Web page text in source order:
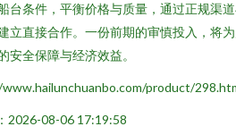
台条件，平衡价格与质量，通过正规渠
立直接合作。一份前期的审慎投入，将
安全保障与经济效益。
product/
2026-08-06 17:19:58